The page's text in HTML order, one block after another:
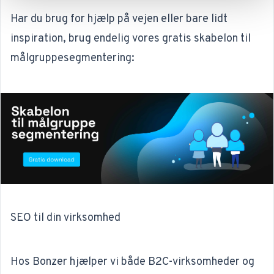
Har du brug for hjælp på vejen eller bare lidt
inspiration, brug endelig vores gratis skabelon til
målgruppesegmentering:
SEO til din virksomhed
Hos Bonzer hjælper vi både B2C-virksomheder og